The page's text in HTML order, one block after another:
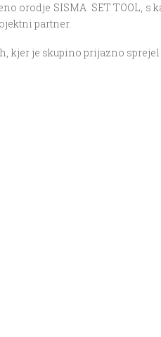
orodje SISMA SET TOOL, s
partner.
kjer je skupino prijazno sprejel